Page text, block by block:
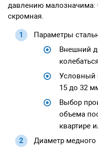
давлению малозначима:
скромная.
Параметры
Внешний
Условный
15 до 32
Выбор
объема
квартире
Диаметр медного